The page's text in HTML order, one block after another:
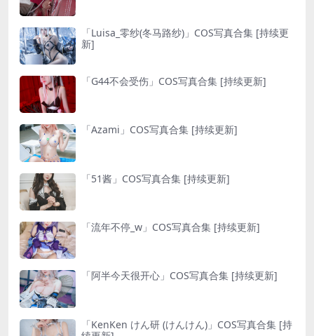
「Luisa_零纱(冬马路纱)」COS写真合集 [持续更
新]
「G44不会受伤」COS写真合集 [持续更新]
「Azami」COS写真合集 [持续更新]
「51酱」COS写真合集 [持续更新]
「流年不停_w」COS写真合集 [持续更新]
「阿半今天很开心」COS写真合集 [持续更新]
「KenKen けん研 (けんけん)」COS写真合集 [持